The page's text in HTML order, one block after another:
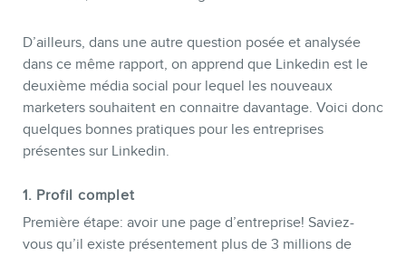
MEMBRES
D’ailleurs, dans une autre question posée et analysée
dans ce même rapport, on apprend que Linkedin est le
deuxième média social pour lequel les nouveaux
marketers souhaitent en connaitre davantage. Voici donc
quelques bonnes pratiques pour les entreprises
présentes sur Linkedin.
1. Profil complet
Première étape: avoir une page d’entreprise! Saviez-
vous qu’il existe présentement plus de 3 millions de